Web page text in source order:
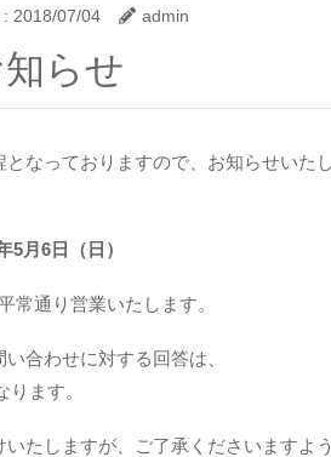
2018/07/04 admin
知らせ
なっておりますので、お知らせいたし
5月6日（日）
常通り営業いたします。
合わせに対する回答は、
ます。
たしますが、ご了承くださいますよ